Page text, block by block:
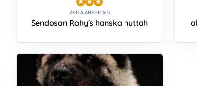
AKITA AMERICAIN
Sendosan Rahy's hanska nuttah